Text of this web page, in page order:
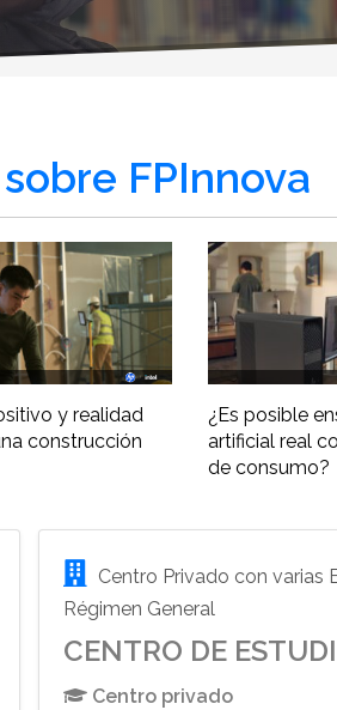
FPInnova
y realidad
construcción
¿Es posible
artificial real
de consumo?
Centro Privado con varias
Régimen General
CENTRO DE
Centro privado